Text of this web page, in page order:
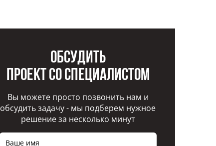
Обсудить
проект со специалистом
Вы можете просто позвонить нам и
обсудить задачу - мы подберем нужное
решение за несколько минут